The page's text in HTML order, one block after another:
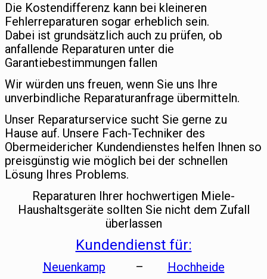
Die Kostendifferenz kann bei kleineren
Fehlerreparaturen sogar erheblich sein.
Dabei ist grundsätzlich auch zu prüfen, ob
anfallende Reparaturen unter die
Garantiebestimmungen fallen
Wir würden uns freuen, wenn Sie uns Ihre
unverbindliche Reparaturanfrage übermitteln.
Unser Reparaturservice sucht Sie gerne zu
Hause auf. Unsere Fach-Techniker des
Obermeidericher Kundendienstes helfen Ihnen so
preisgünstig wie möglich bei der schnellen
Lösung Ihres Problems.
Reparaturen Ihrer hochwertigen Miele-
Haushaltsgeräte sollten Sie nicht dem Zufall
überlassen
Kundendienst für:
Neuenkamp – Hochheide